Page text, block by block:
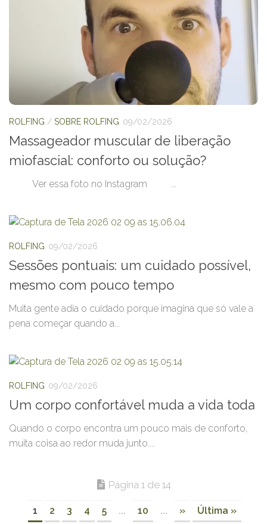
ROLFING / SOBRE ROLFING 09/02/2026
Massageador muscular de liberação
miofascial: conforto ou solução?
Ver essa foto no Instagram ...
ROLFING 09/02/2026
Sessões pontuais: um cuidado possível,
mesmo com pouco tempo
Muita gente adia o cuidado porque imagina que só vale a
pena começar quando a...
ROLFING 09/02/2026
Um corpo confortável muda a vida toda
Quando o corpo encontra um pouco mais de conforto,
muita coisa ao redor muda junto....
Página 1 de 14
1 2 3 4 5 ... 10 ... » Última »